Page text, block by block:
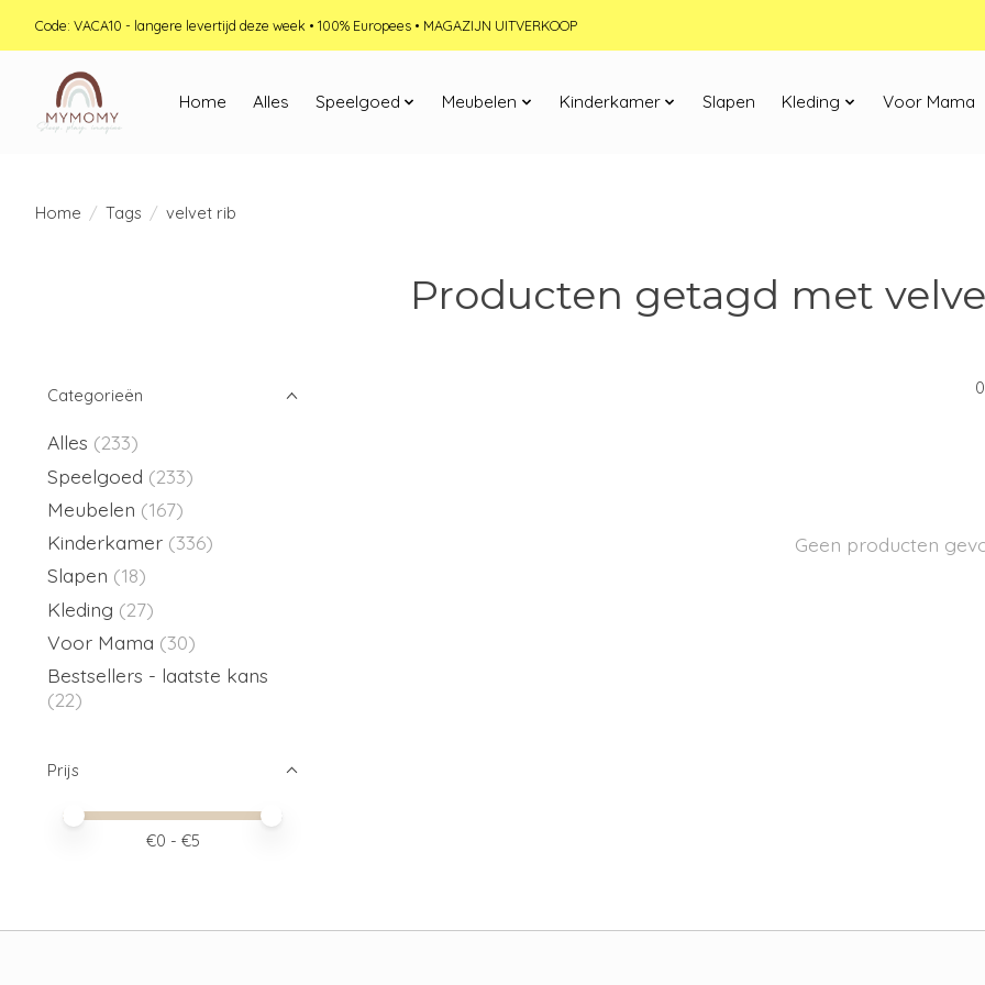
Code: VACA10 - langere levertijd deze week • 100% Europees • MAGAZIJN UITVERKOOP
Home Alles Speelgoed Meubelen Kinderkamer Slapen Kleding Voor Mama
Home / Tags / velvet rib
Producten getagd met
Categorieën
Alles (233)
Speelgoed (233)
Meubelen (167)
Kinderkamer (336)
Slapen (18)
Kleding (27)
Voor Mama (30)
Bestsellers - laatste kans
(22)
Prijs
Minimale prijswaarde
Price maximum value
€0 - €5
Geen producten